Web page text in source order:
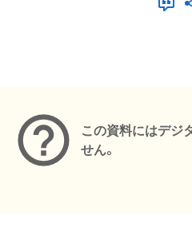
この資料にはデジ
せん。